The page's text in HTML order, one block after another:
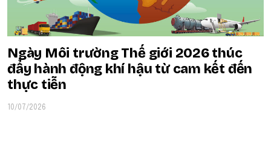
Ngày Môi trường Thế giới 2026 thúc
đẩy hành động khí hậu từ cam kết đến
thực tiễn
10/07/2026